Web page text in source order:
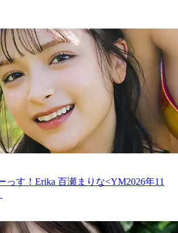
っす！Erika 百瀬まりな<YM2026年11